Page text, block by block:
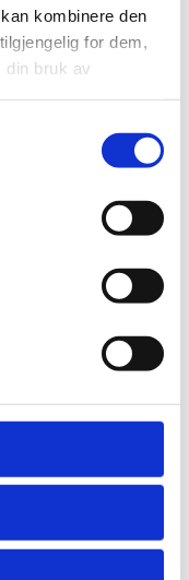
kombinere den
for dem,
din bruk av
miljø